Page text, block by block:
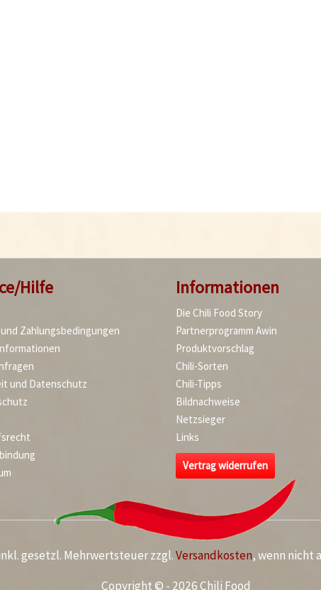
Hilfe
Zahlungsbedingungen
und Datenschutz
Informationen
Die Chili Food Story
Partnerprogramm Awin
Produktvorschlag
Chili-Sorten
Chili-Tipps
Bildnachweise
Netzsieger
Links
Vertrag widerrufen
gesetzl. Mehrwertsteuer zzgl.Versandkosten, wenn nicht
Copyright © - 2026 Chili Food